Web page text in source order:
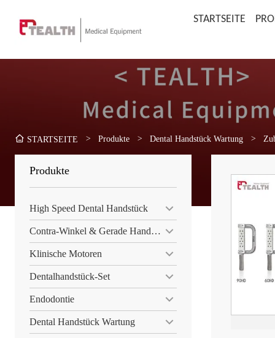
STARTSEITE
STARTSEITE > Produkte > Dental Handstück Wartung >
Produkte
High Speed ​​Dental Handstück
Contra-Winkel & Gerade Handstück
Klinische Motoren
Dentalhandstück-Set
Endodontie
Dental Handstück Wartung